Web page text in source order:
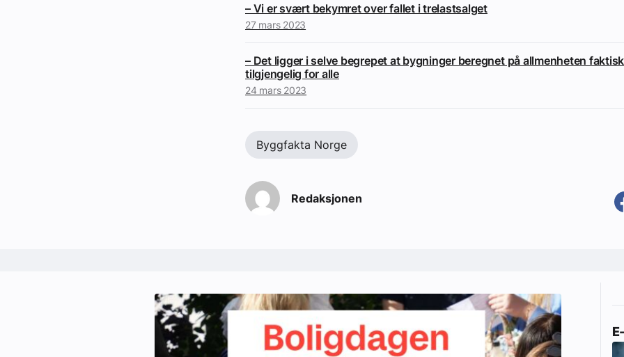
– Vi er svært bekymret over fallet i trelastsalget
27 mars 2023
– Det ligger i selve begrepet at bygninger beregnet på allmenheten
tilgjengelig for alle
24 mars 2023
Byggfakta Norge
Redaksjonen